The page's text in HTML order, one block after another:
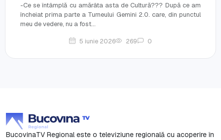
-Ce se întâmplă cu amărâta asta de Cultură??? După ce am
încheiat prima parte a Turneului Gemini 2.0. care, din punctul
meu de vedere, nu a fost...
5 iunie 2026 269 0
BucovinaTV Regional este o televiziune regională cu acoperire în